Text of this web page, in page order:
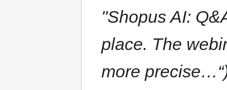
"Shopus AI:
place. The
more precise…“